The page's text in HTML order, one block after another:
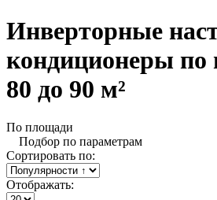
Инверторные
кондиционеры по
80 до 90 м²
По площади
Подбор по параметрам
Сортировать по:
Отображать: